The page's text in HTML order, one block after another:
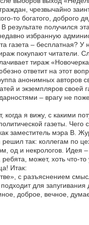
чрезвычайно
то богатого, доброго
результате получился
избранную
газета – бесплатная? У
покупают читатели.
тираж
ответит на этот
анонимных авторов
и экземпляров своей
– врагу не
я вижу, с какими
газеты. Чего
заместитель мэра В.
так: коллегам по
од и некрологов.
может, хоть что-
Итак:
с разъяснением
для запугивания
доброе, вечное,